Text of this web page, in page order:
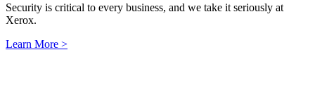
Security is critical to every business, and we take it seriously at
Xerox.
Learn More >